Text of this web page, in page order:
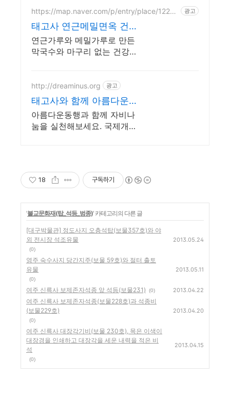
https://map.naver.com/p/entry/place/12206
광고
태고사 연근메밀면옥 건
강에 좋은 연근가루 막국
수
연근가루와 메밀가루로 만든
막국수와 마구리 없는 건강
일품 한우 육스지
http://dreaminus.org 광고
태고사와 함께 아름다운
동행 대한불교조계종 설
립 모금기관
아름다운동행과 함께 자비나
눔을 실천해보세요. 국제개
18 구독하기
'불교문화재(탑_석등_범종)' 카테고리의 다른 글
[대구박물관] 정도사지 오층석탑(보물357호)와 야
외 전시장 석조유물
(0)
2013.05.24
영주 숙수사지 당간지주(보물 59호)와 절터 출토
유물
(0)
2013.05.11
여주 신륵사 보제존자석종 앞 석등(보물231) (0) 2013.04.22
여주 신륵사 보제존자석종(보물228호)과 석종비
(보물229호)
(0)
2013.04.20
여주 신륵사 대장각기비(보물 230호), 목은 이색이
대장경을 인쇄하고 대장각을 세운 내력을 적은 비
석
(0)
2013.04.15